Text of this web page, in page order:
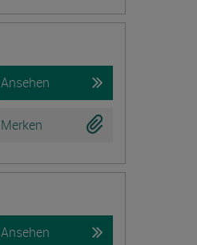
Ansehen
Merken
Ansehen